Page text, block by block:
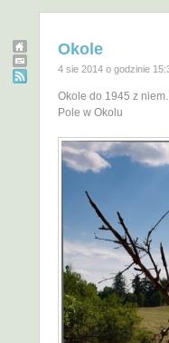
Okole
4 sie 2014 o godzinie
Okole do 1945 z
Pole w Okolu